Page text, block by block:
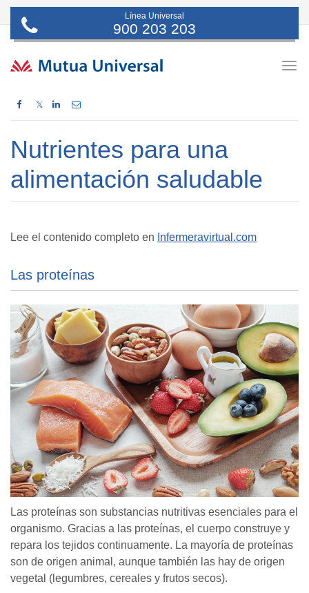
Línea Universal
900 203 203
𝕏
Nutrientes para una
alimentación saludable
Lee el contenido completo en Infermeravirtual.com
Las proteínas
Las proteínas son substancias nutritivas esenciales para el
organismo. Gracias a las proteínas, el cuerpo construye y
repara los tejidos continuamente. La mayoría de proteínas
son de origen animal, aunque también las hay de origen
vegetal (legumbres, cereales y frutos secos).